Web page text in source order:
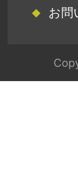
お問